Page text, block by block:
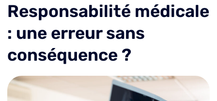
Responsabilité médicale
: une erreur sans
conséquence ?